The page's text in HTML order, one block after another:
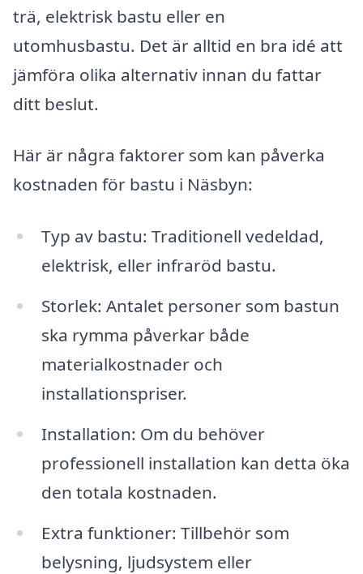
trä, elektrisk bastu eller en
utomhusbastu. Det är alltid en bra idé att
jämföra olika alternativ innan du fattar
ditt beslut.
Här är några faktorer som kan påverka
kostnaden för bastu i Näsbyn:
Typ av bastu: Traditionell vedeldad,
elektrisk, eller infraröd bastu.
Storlek: Antalet personer som bastun
ska rymma påverkar både
materialkostnader och
installationspriser.
Installation: Om du behöver
professionell installation kan detta öka
den totala kostnaden.
Extra funktioner: Tillbehör som
belysning, ljudsystem eller